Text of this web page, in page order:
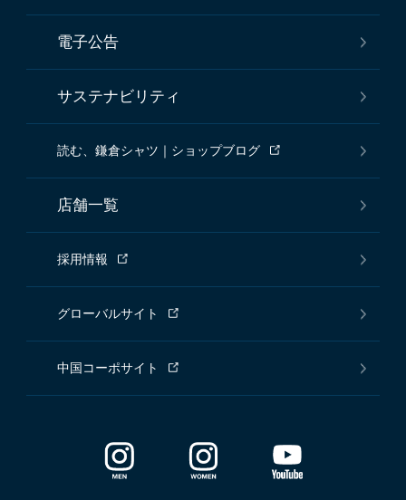
電子公告
サステナビリティ
読む、鎌倉シャツ｜ショップブログ
店舗一覧
採用情報
グローバルサイト
中国コーポサイト